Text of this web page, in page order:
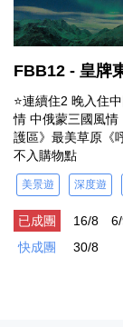
FBB12 - 皇牌
⭐連續住2 晚入住
情 中俄蒙三國風情
護區》最美草原《
不入購物點
美景遊 深度遊
已成團 16/8
快成團
30/8